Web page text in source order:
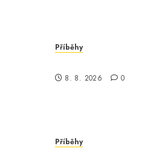
Příběhy
8. 8. 2026 0
Příběhy